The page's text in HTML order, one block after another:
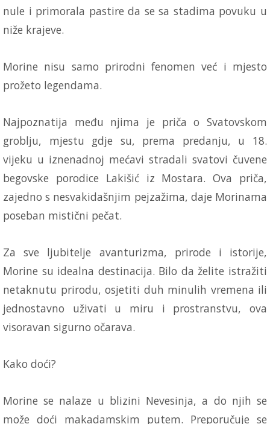
nule i primorala pastire da se sa stadima povuku u
niže krajeve.
Morine nisu samo prirodni fenomen već i mjesto
prožeto legendama.
Najpoznatija među njima je priča o Svatovskom
groblju, mjestu gdje su, prema predanju, u 18.
vijeku u iznenadnoj mećavi stradali svatovi čuvene
begovske porodice Lakišić iz Mostara. Ova priča,
zajedno s nesvakidašnjim pejzažima, daje Morinama
poseban mistični pečat.
Za sve ljubitelje avanturizma, prirode i istorije,
Morine su idealna destinacija. Bilo da želite istražiti
netaknutu prirodu, osjetiti duh minulih vremena ili
jednostavno uživati u miru i prostranstvu, ova
visoravan sigurno očarava.
Kako doći?
Morine se nalaze u blizini Nevesinja, a do njih se
može doći makadamskim putem. Preporučuje se